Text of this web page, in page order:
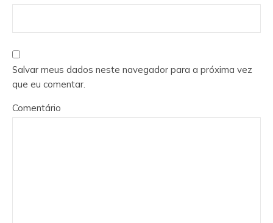
Salvar meus dados neste navegador para a próxima vez
que eu comentar.
Comentário